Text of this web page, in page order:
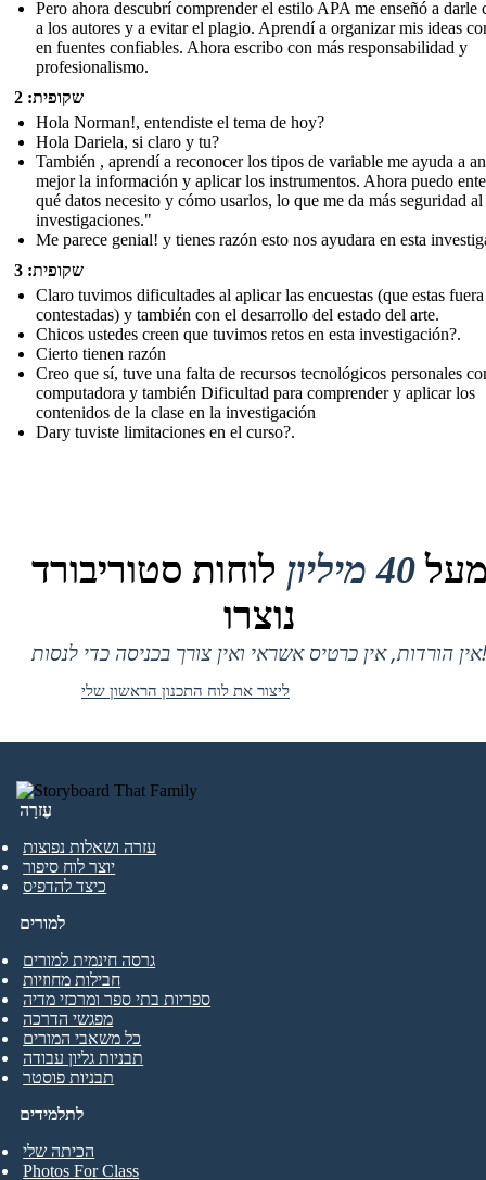
Pero ahora descubrí comprender el estilo APA me enseñó a darle
a los autores y a evitar el plagio. Aprendí a organizar mis ideas
en fuentes confiables. Ahora escribo con más responsabilidad y
profesionalismo.
שקופית: 2
Hola Norman!, entendiste el tema de hoy?
Hola Dariela, si claro y tu?
También , aprendí a reconocer los tipos de variable me ayuda a
mejor la información y aplicar los instrumentos. Ahora puedo
qué datos necesito y cómo usarlos, lo que me da más seguridad al
investigaciones."
Me parece genial! y tienes razón esto nos ayudara en esta
שקופית: 3
Claro tuvimos dificultades al aplicar las encuestas (que estas fuera
contestadas) y también con el desarrollo del estado del arte.
Chicos ustedes creen que tuvimos retos en esta investigación?.
Cierto tienen razón
Creo que sí, tuve una falta de recursos tecnológicos personales
computadora y también Dificultad para comprender y aplicar los
contenidos de la clase en la investigación
Dary tuviste limitaciones en el curso?.
40 מיליון
לוחות סטוריבורד
נוצרו
אין הורדות, אין כרטיס אשראי ואין צורך בכניסה כדי לנסות!
ליצור את לוח התכנון הראשון שלי
עֶזרָה
עזרה ושאלות נפוצות
יוצר לוח סיפור
כיצד להדפיס
לתלמידים
הכיתה שלי
Photos For Class
למורים
גרסה חינמית למורים
חבילות מחוזיות
ספריות בתי ספר ומרכזי מדיה
מפגשי הדרכה
כל משאבי המורים
תבניות גליון עבודה
תבניות פוסטר